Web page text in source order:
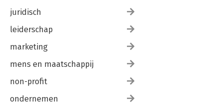
juridisch
leiderschap
marketing
mens en maatschappij
non-profit
ondernemen